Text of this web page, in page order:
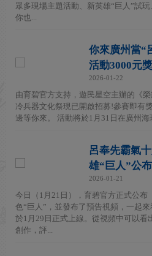
眾多現場主題活動、新英雄“巨人”試
你也...
你來廣州當“
活動3000元
2026-01-22
由育碧官方支持，遊民星空主辦的《
冷兵器文化祭現已開啟招募!參賽即有
邊等你來。 活動將於1月31日在廣州
呂奉先霸氣
雄“巨人”公布
2026-01-21
今日（1月21日），育碧官方正式公布
色“巨人”，並發布了預告視頻，一起
於1月29日正式上線。從視頻中可以看
創作，評...